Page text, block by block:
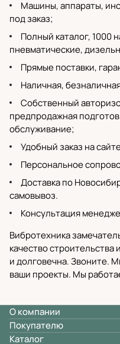
Машины, аппараты,
под заказ;
Полный каталог, 1000
пневматические,
Прямые поставки,
Наличная,
Собственный
предпродажная
обслуживание;
Удобный заказ на
Персональное
Доставка по
самовывоз.
Консультация
Вибротехника
качество строительства
и долговечна. Звоните.
ваши проекты. Мы
О компании
Покупателю
Каталог